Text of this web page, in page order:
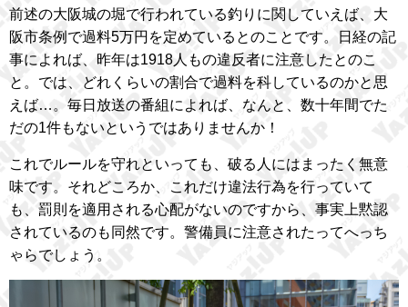
前述の大阪城の堀で行われている釣りに関していえば、大
阪市条例で過料5万円を定めているとのことです。日経の記
事によれば、昨年は1918人もの違反者に注意したとのこ
と。では、どれくらいの割合で過料を科しているのかと思
えば…。毎日放送の番組によれば、なんと、数十年間でた
だの1件もないというではありませんか！
これでルールを守れといっても、破る人にはまったく無意
味です。それどころか、これだけ違法行為を行っていて
も、罰則を適用される心配がないのですから、事実上黙認
されているのも同然です。警備員に注意されたってへっち
ゃらでしょう。